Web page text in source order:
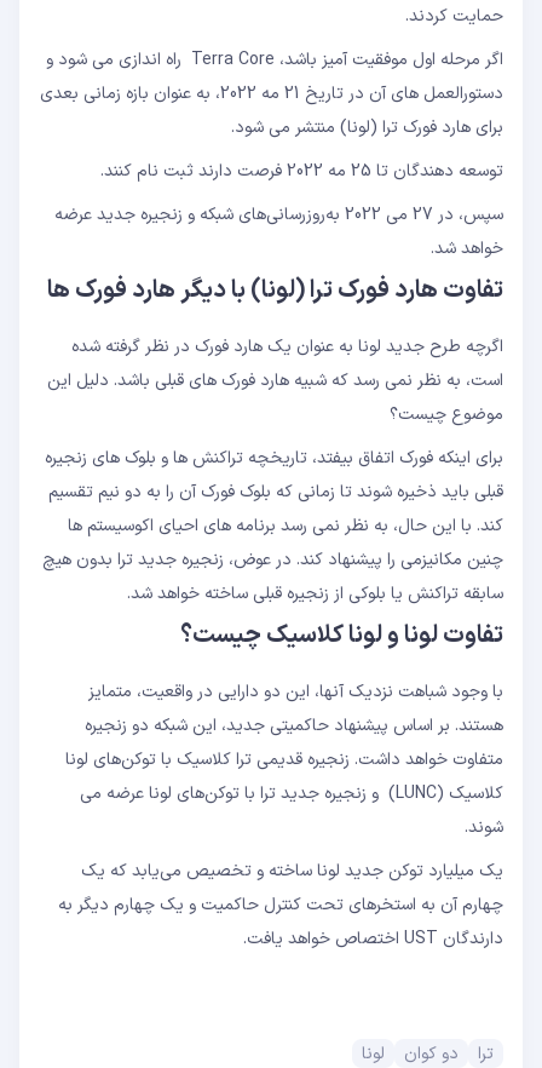
حمایت کردند.
اگر مرحله اول موفقیت آمیز باشد، Terra Core راه اندازی می شود و
دستورالعمل های آن در تاریخ 21 مه 2022، به عنوان بازه زمانی بعدی
برای هارد فورک ترا (لونا) منتشر می شود.
توسعه دهندگان تا 25 مه 2022 فرصت دارند ثبت نام کنند.
سپس، در 27 می 2022 به‌روزرسانی‌های شبکه و زنجیره جدید عرضه
خواهد شد.
تفاوت هارد فورک ترا (لونا) با دیگر هارد فورک ها
اگرچه طرح جدید لونا به عنوان یک هارد فورک در نظر گرفته شده
است، به نظر نمی رسد که شبیه هارد فورک های قبلی باشد. دلیل این
موضوع چیست؟
برای اینکه فورک اتفاق بیفتد، تاریخچه تراکنش ها و بلوک های زنجیره
قبلی باید ذخیره شوند تا زمانی که بلوک فورک آن را به دو نیم تقسیم
کند. با این حال، به نظر نمی رسد برنامه های احیای اکوسیستم ها
چنین مکانیزمی را پیشنهاد کند. در عوض، زنجیره جدید ترا بدون هیچ
سابقه تراکنش یا بلوکی از زنجیره قبلی ساخته خواهد شد.
تفاوت لونا و لونا کلاسیک چیست؟
با وجود شباهت نزدیک آنها، این دو دارایی در واقعیت، متمایز
هستند. بر اساس پیشنهاد حاکمیتی جدید، این شبکه دو زنجیره
متفاوت خواهد داشت. زنجیره قدیمی ترا کلاسیک با توکن‌های لونا
کلاسیک (LUNC) و زنجیره جدید ترا با توکن‌های لونا عرضه می
شوند.
یک میلیارد توکن جدید لونا ساخته و تخصیص می‌یابد که یک
چهارم آن به استخرهای تحت کنترل حاکمیت و یک چهارم دیگر به
دارندگان UST اختصاص خواهد یافت.
ترا دو کوان لونا